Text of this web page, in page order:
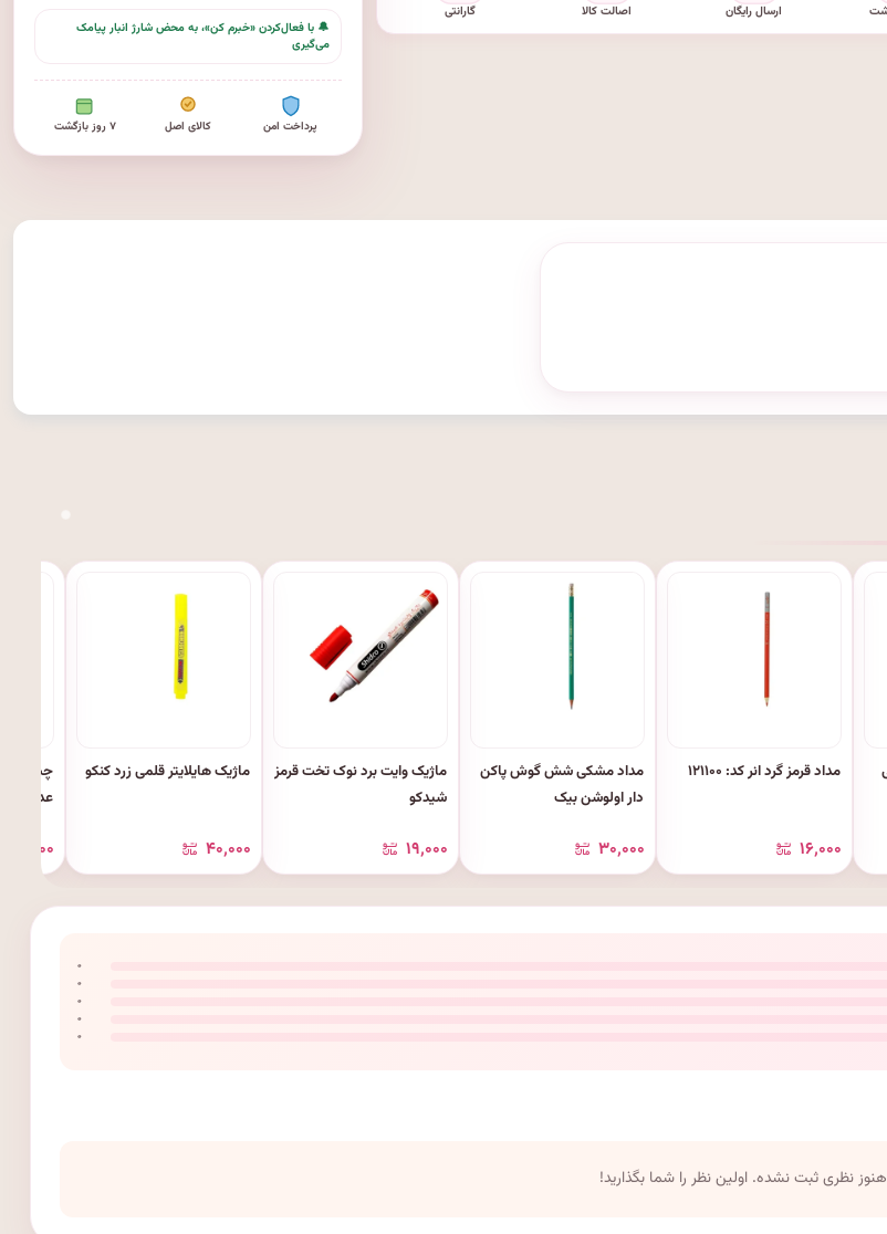
ارسال رایگان اصالت کالا گارانتی
🔔 با فعال‌کردن «خبرم کن»، به محض شارژ انبار پیامک
می‌گیری
پرداخت امن کالای اصل ۷ روز بازگشت
مداد قرمز گرد انر کد: ۱۲۱۱۰۰
۱۶٬۰۰۰
مداد مشکی شش گوش پاکن
دار اولوشن بیک
۳۰٬۰۰۰
ماژیک وایت برد نوک تخت قرمز
شیدکو
۱۹٬۰۰۰
ماژیک هایلایتر قلمی زرد کنکو
۴۰٬۰۰۰
عددی کد:
۶۲٬۰۰۰
۰
۰
۰
۰
۰
هنوز نظری ثبت نشده. اولین نظر را شما بگذارید!